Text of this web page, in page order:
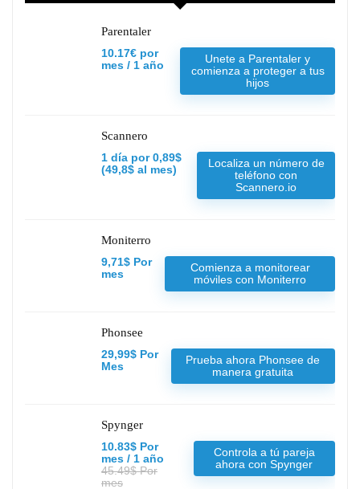
Parentaler
10.17€ por
mes / 1 año
Unete a Parentaler y
comienza a proteger a tus
hijos
Scannero
1 día por 0,89$
(49,8$ al mes)
Localiza un número de
teléfono con
Scannero.io
Moniterro
9,71$ Por
mes
Comienza a monitorear
móviles con Moniterro
Phonsee
29,99$ Por
Mes
Prueba ahora Phonsee de
manera gratuita
Spynger
10.83$ Por
mes / 1 año
45.49$ Por
mes
Controla a tú pareja
ahora con Spynger